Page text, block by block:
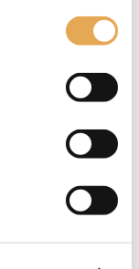
ONE LIGHT
16cm